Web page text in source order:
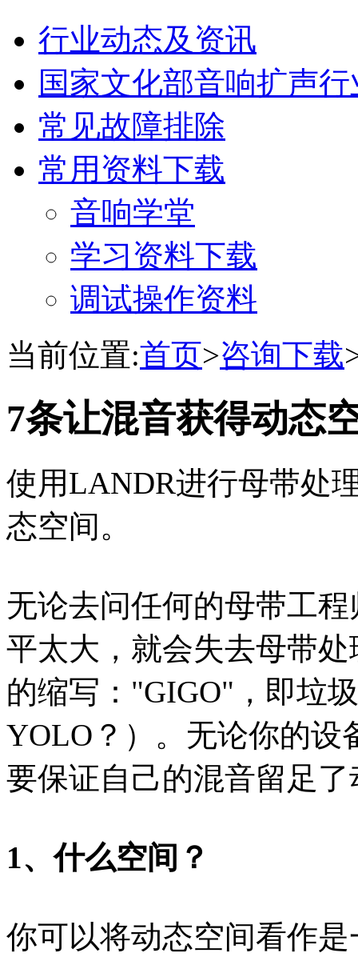
行业动态及资讯
国家文化部音响扩声
常见故障排除
常用资料下载
音响学堂
学习资料下载
调试操作资料
当前位置:首页>咨询下载
7条让混音获得动态
使用LANDR进行母带处
态空间。
无论去问任何的母带工
平太大，就会失去母带
的缩写："GIGO"，即垃
YOLO？）。无论你的设
要保证自己的混音留足
1、什么空间？
你可以将动态空间看作